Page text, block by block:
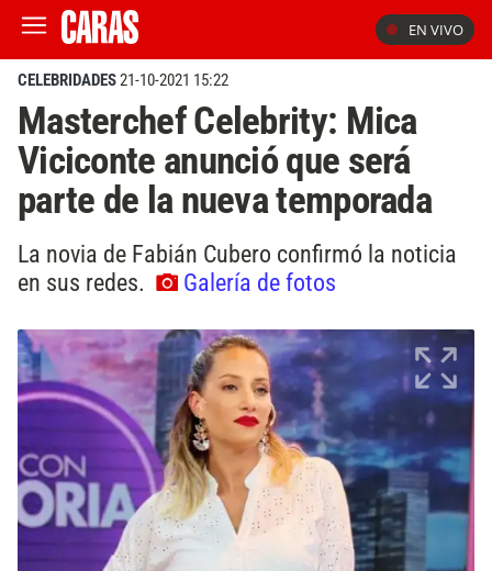
EN VIVO
CELEBRIDADES21-10-2021 15:22
Masterchef Celebrity: Mica
Viciconte anunció que será
parte de la nueva temporada
La novia de Fabián Cubero confirmó la noticia
en sus redes.
Galería de fotos